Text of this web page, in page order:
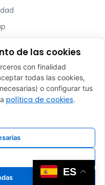
80 76
15h a 18h
Xpandex
de las cookies
con finalidad
todas las cookies,
o configurar tus
política de cookies.
ES